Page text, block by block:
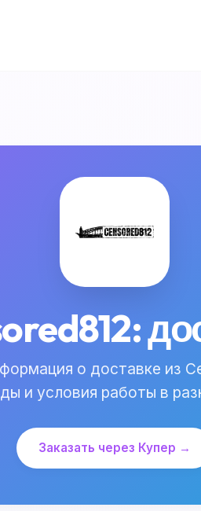
о доставке из
и условия работы в
Заказать через Купер →